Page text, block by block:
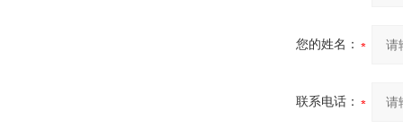
您的姓名：
联系电话：